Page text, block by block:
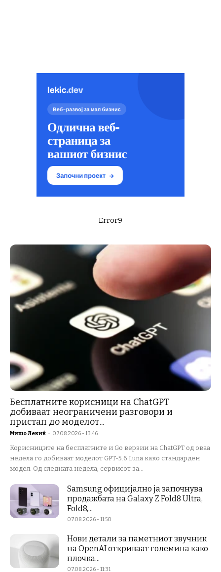
Error9
Бесплатните корисници на ChatGPT
добиваат неограничени разговори и
пристап до моделот...
Мишо Лекиќ - 07.08.2026 - 13:46
Корисниците на бесплатните и Go верзии на ChatGPT од оваа
недела го добиваат моделот GPT-5.6 Luna како стандарден
модел. Од следната недела, сервисот за...
Samsung официјално ја започнува
продажбата на Galaxy Z Fold8 Ultra,
Fold8,...
07.08.2026 - 11:50
Нови детали за паметниот звучник
на OpenAI откриваат големина како
плочка...
07.08.2026 - 11:31